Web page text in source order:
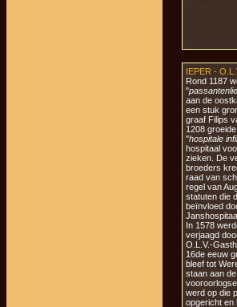
IEPER -
Rond 1187
"
aan de
een stuk
graaf Filips
1208
"hospitale
hospitaal
zieken. De
broeders
raad van
regel van
statuten die
beïnvloed
In 1578
verjaagd
O.L.V.-
16de eeuw
bleef tot
staan aan
werd op die
opgericht en